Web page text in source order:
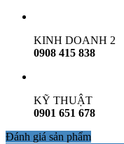
KINH DOANH 2
0908 415 838
KỸ THUẬT
0901 651 678
Đánh giá sản phẩm